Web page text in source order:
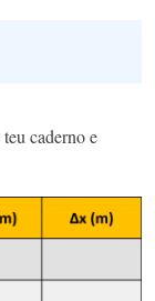
caderno e